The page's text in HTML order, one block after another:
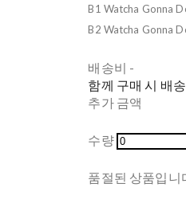
B1 Watcha Gonna
B2 Watcha Gonna
배송비 -
함께 구매 시 배
추가 금액
수량
품절된 상품입니